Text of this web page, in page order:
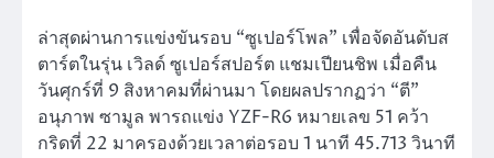
ล่าสุดผ่านการแข่งขันรอบ “ซูเปอร์โพล” เพื่อจัดอันดับส
ตาร์ตในรุ่น เวิลด์ ซูเปอร์สปอร์ต แชมเปียนชิพ เมื่อคืน
วันศุกร์ที่ 9 สิงหาคมที่ผ่านมา โดยผลปรากฏว่า “ตี”
อนุภาพ ซามูล พารถแข่ง YZF-R6 หมายเลข 51 คว้า
กริดที่ 22 มาครองด้วยเวลาต่อรอบ 1 นาที 45.713 วินาที